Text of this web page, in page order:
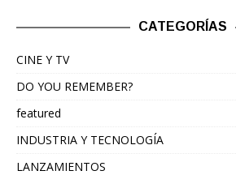
CATEGORÍAS
CINE Y TV
DO YOU REMEMBER?
featured
INDUSTRIA Y TECNOLOGÍA
LANZAMIENTOS